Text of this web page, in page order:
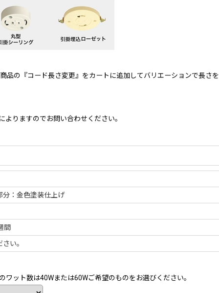
の『コード長さ変更』をカートに追加してバリエーションで長さ
りますのでお問い合わせください。
：金色塗装仕上げ
間
い。
ット数は40Wまたは60Wご希望のものをお選びください。